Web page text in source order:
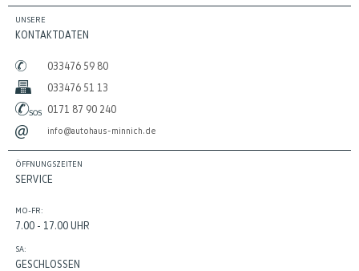
UNSERE
KONTAKTDATEN
033476 59 80
033476 51 13
0171 87 90 240
info@autohaus-minnich.de
ÖFFNUNGSZEITEN
SERVICE
MO-FR:
7.00 - 17.00 UHR
SA:
GESCHLOSSEN